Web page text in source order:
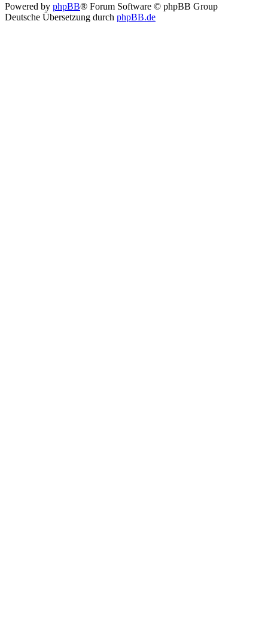
Powered by phpBB® Forum Software © phpBB Group
Deutsche Übersetzung durch phpBB.de